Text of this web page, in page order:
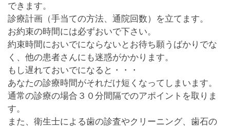
できます。
診療計画（手当ての方法、通院回数）を立てます。
お約束の時間には必ずおいで下さい。
約束時間においでにならないとお待ち願うばかりでな
く、他の患者さんにも迷惑がかかります。
もし遅れておいでになると・・・
あなたの診療時間がそれだけ短くなってしまいます。
通常の診療の場合３０分間隔でのアポイントを取りま
す。
また、衛生士による歯の診査やクリーニング、歯石の